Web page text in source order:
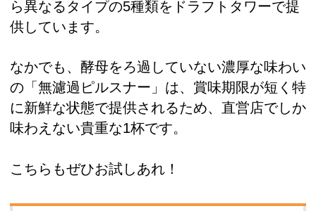
ら異なるタイプの5種類をドラフトタワーで提
供しています。
なかでも、酵母をろ過していない濃厚な味わい
の「無濾過ピルスナー」は、賞味期限が短く特
に新鮮な状態で提供されるため、直営店でしか
味わえない貴重な1杯です。
こちらもぜひお試しあれ！